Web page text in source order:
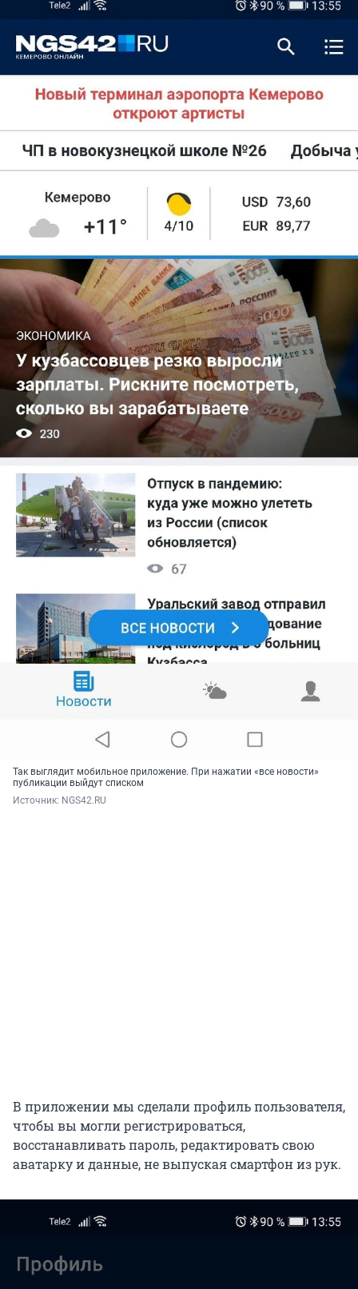
Так выглядит мобильное приложение. При нажатии «все новости»
публикации выйдут списком
Источник: NGS42.RU
В приложении мы сделали профиль пользователя,
чтобы вы могли регистрироваться,
восстанавливать пароль, редактировать свою
аватарку и данные, не выпуская смартфон из рук.